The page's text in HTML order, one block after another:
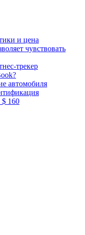
и цена
чувствовать
трекер
автомобиля
$ 160